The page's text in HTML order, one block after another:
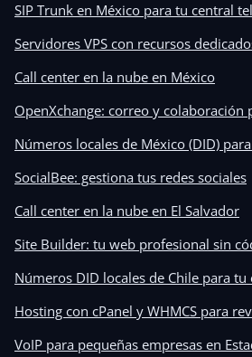
SIP Trunk en México para tu central
Servidores VPS con recursos
Call center en la nube en México
OpenXchange: correo y colaboración
Números locales de México (DID)
SocialBee: gestiona tus redes sociales
Call center en la nube en El Salvador
Site Builder: tu web profesional sin
Números DID locales de Chile para tu
Hosting con cPanel y WHMCS para
VoIP para pequeñas empresas en